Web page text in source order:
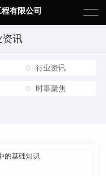
有限公司
资讯
行业资讯
时事聚焦